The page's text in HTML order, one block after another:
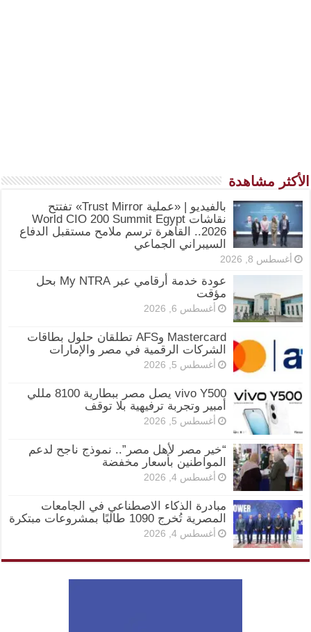
الأكثر مشاهدة
بالفيديو | «عملية Trust Mirror» تفتتح
نقاشات World CIO 200 Summit Egypt
2026.. القاهرة ترسم ملامح مستقبل الدفاع
السيبراني الجماعي
أغسطس 8, 2026
عودة خدمة أرقامي عبر My NTRA بحل
مؤقت
أغسطس 6, 2026
Mastercard وAFS تطلقان حلول بطاقات
الشركات الرقمية في مصر والإمارات
أغسطس 5, 2026
vivo Y500 يصل مصر ببطارية 8100 مللي
أمبير وتجربة ترفيهية بلا توقف
أغسطس 5, 2026
“خير مصر لأهل مصر”.. نموذج ناجح لدعم
المواطنين بأسعار مخفضة
أغسطس 4, 2026
مبادرة الذكاء الاصطناعي في الجامعات
المصرية تُخرج 1090 طالبًا بمشروعات مبتكرة
أغسطس 4, 2026